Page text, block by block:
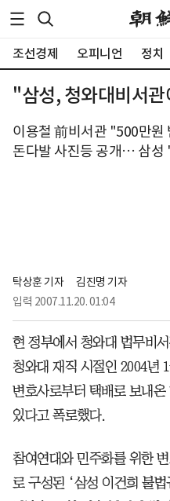
조선경제 오피니언 정치
"삼성, 청와대비서
이용철 前비서관 "500만원
돈다발 사진등 공개… 삼성
탁상훈 기자
김진명 기자
입력 2007.11.20. 01:04
현 정부에서 청와대 법무비
청와대 재직 시절인 2004년
변호사로부터 택배로 보내온
있다고 폭로했다.
참여연대와 민주화를 위한
로 구성된 ‘삼성 이건희 불